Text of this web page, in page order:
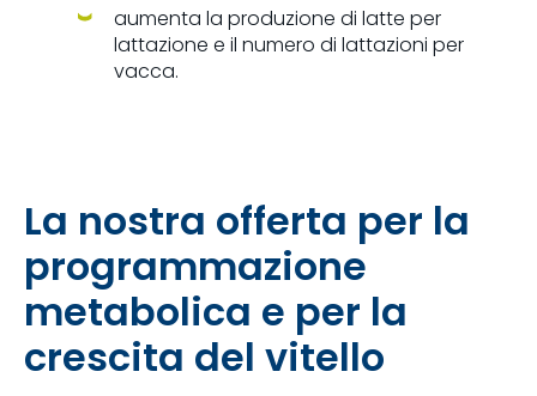
aumenta la produzione di latte per
lattazione e il numero di lattazioni per
vacca.
La nostra offerta per la
programmazione
metabolica e per la
crescita del vitello